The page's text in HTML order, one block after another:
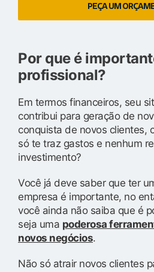
PEÇA UM
Por que é
profissional?
Em termos financeiros, seu
contribui para geração de
conquista de novos clientes,
só te traz gastos e nenhum
investimento?
Você já deve saber que ter
empresa é importante, no
você ainda não saiba que é
seja uma poderosa
novos negócios.
Não só atrair novos clientes